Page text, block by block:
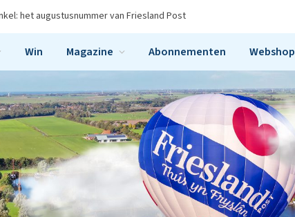
het augustusnummer van Friesland Post
Win Magazine Abonnementen Webshop